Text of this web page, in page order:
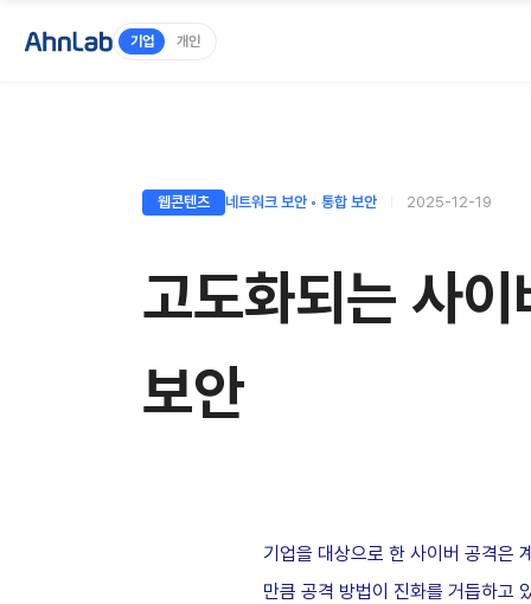
기업 개인
웹콘텐츠 네트워크 보안 ◦ 통합 보안 2025-12-19
고도화되는 사
보안
기업을 대상으로 한 사이버 공격은
만큼 공격 방법이 진화를 거듭하고